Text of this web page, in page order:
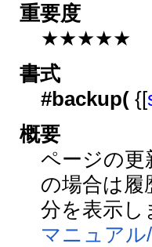
重要度
★★★★★
書式
#backup( {[
概要
ページの更
の場合は
分を表示
マニュア